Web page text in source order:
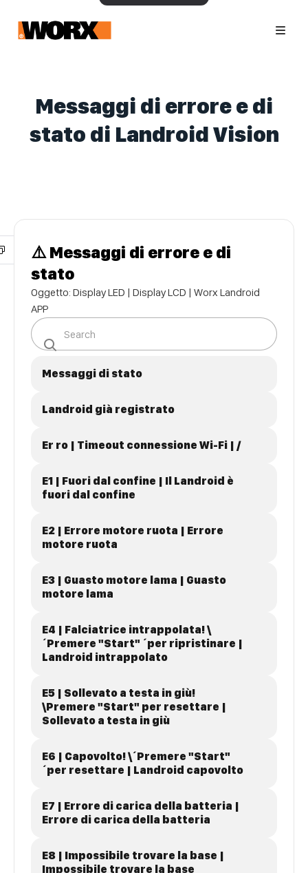
Messaggi di errore e di
stato di Landroid Vision
⚠️ Messaggi di errore e di
stato
Oggetto: Display LED | Display LCD | Worx Landroid
APP
Messaggi di stato
Landroid già registrato
Er ro | Timeout connessione Wi-Fi | /
E1 | Fuori dal confine | Il Landroid è
fuori dal confine
E2 | Errore motore ruota | Errore
motore ruota
E3 | Guasto motore lama | Guasto
motore lama
E4 | Falciatrice intrappolata! \
´Premere "Start" ´per ripristinare |
Landroid intrappolato
E5 | Sollevato a testa in giù!
\Premere "Start" per resettare |
Sollevato a testa in giù
E6 | Capovolto! \´Premere "Start"
´per resettare | Landroid capovolto
E7 | Errore di carica della batteria |
Errore di carica della batteria
E8 | Impossibile trovare la base |
Impossibile trovare la base